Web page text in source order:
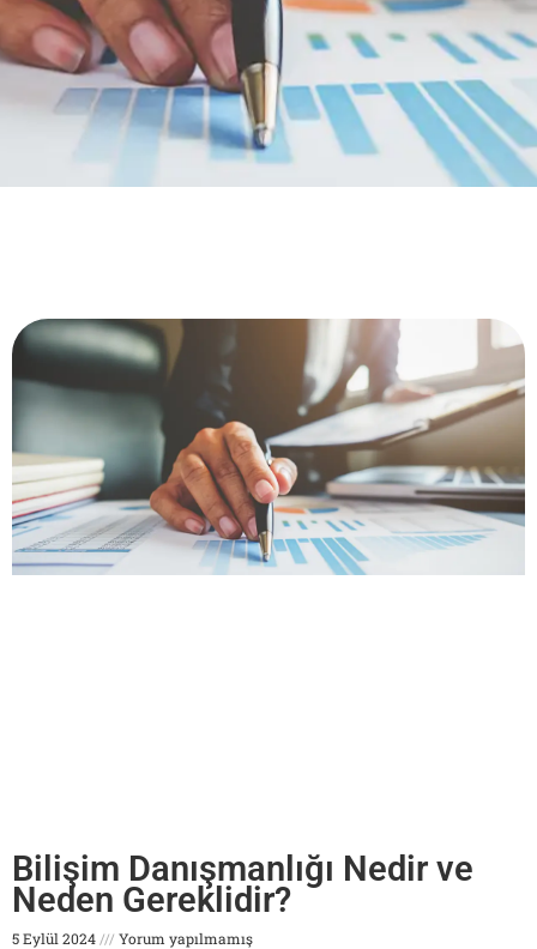
Bilişim Danışmanlığı Nedir ve
Neden Gereklidir?
5 Eylül 2024 Yorum yapılmamış